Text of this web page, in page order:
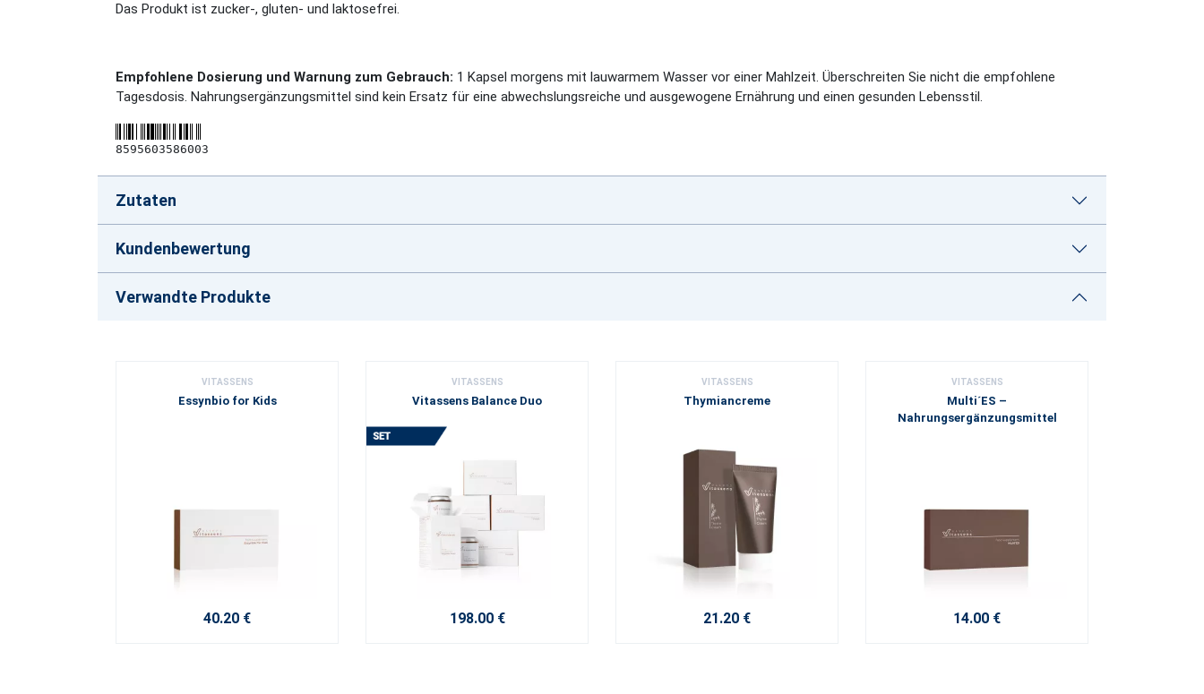
Das Produkt ist zucker-, gluten- und laktosefrei.
Empfohlene Dosierung und Warnung zum Gebrauch: 1 Kapsel morgens mit lauwarmem Wasser vor einer Mahlzeit. Überschreiten Sie nicht die empfohlene
Tagesdosis. Nahrungsergänzungsmittel sind kein Ersatz für eine abwechslungsreiche und ausgewogene Ernährung und einen gesunden Lebensstil.
8595603586003
Zutaten
Kundenbewertung
Verwandte Produkte
VITASSENS
Essynbio for Kids
40.20 €
VITASSENS
Vitassens Balance Duo
198.00 €
VITASSENS
Thymiancreme
21.20 €
VITASSENS
Multi´ES –
Nahrungsergänzungsmittel
14.00 €